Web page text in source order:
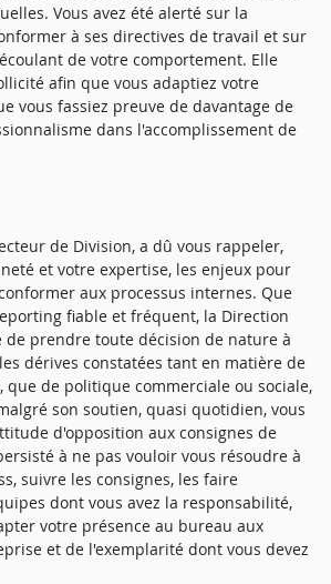
Vous avez été alerté sur la
à ses directives de travail et sur
de votre comportement. Elle
afin que vous adaptiez votre
vous fassiez preuve de davantage de
dans l'accomplissement de
de Division, a dû vous rappeler,
et votre expertise, les enjeux pour
aux processus internes. Que
fiable et fréquent, la Direction
de prendre toute décision de nature à
dérives constatées tant en matière de
que de politique commerciale ou sociale,
son soutien, quasi quotidien, vous
d'opposition aux consignes de
à ne pas vouloir vous résoudre à
suivre les consignes, les faire
dont vous avez la responsabilité,
votre présence au bureau aux
et de l'exemplarité dont vous devez